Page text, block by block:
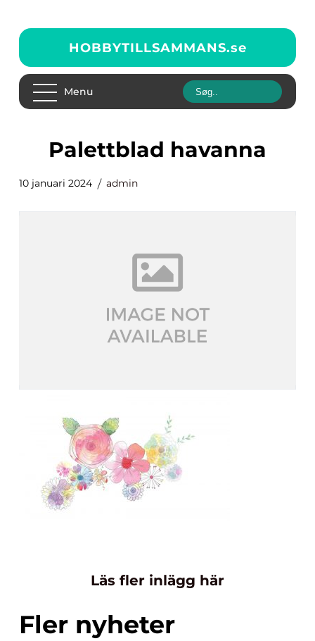
HOBBYTILLSAMMANS.se
Menu
palettblad havanna
10 januari 2024 admin
Läs fler inlägg här
Fler nyheter